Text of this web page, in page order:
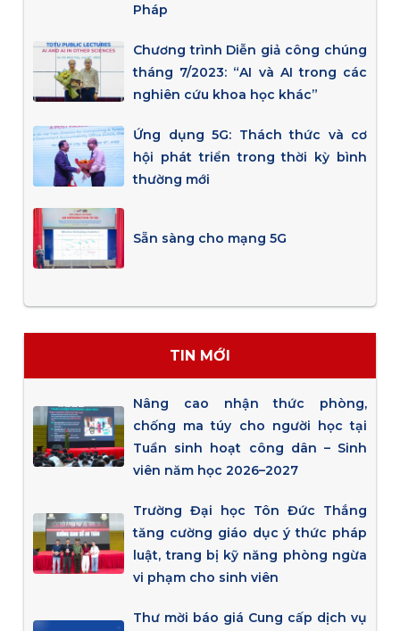
Pháp
Chương trình Diễn giả công chúng
tháng 7/2023: “AI và AI trong các
nghiên cứu khoa học khác”
Ứng dụng 5G: Thách thức và cơ
hội phát triển trong thời kỳ bình
thường mới
Sẵn sàng cho mạng 5G
TIN MỚI
Nâng cao nhận thức phòng,
chống ma túy cho người học tại
Tuần sinh hoạt công dân – Sinh
viên năm học 2026–2027
Trường Đại học Tôn Đức Thắng
tăng cường giáo dục ý thức pháp
luật, trang bị kỹ năng phòng ngừa
vi phạm cho sinh viên
Thư mời báo giá Cung cấp dịch vụ